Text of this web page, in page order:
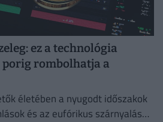
ez a technológia
porig rombolhatja a
életében a nyugodt időszakok
és az eufórikus szárnyalások